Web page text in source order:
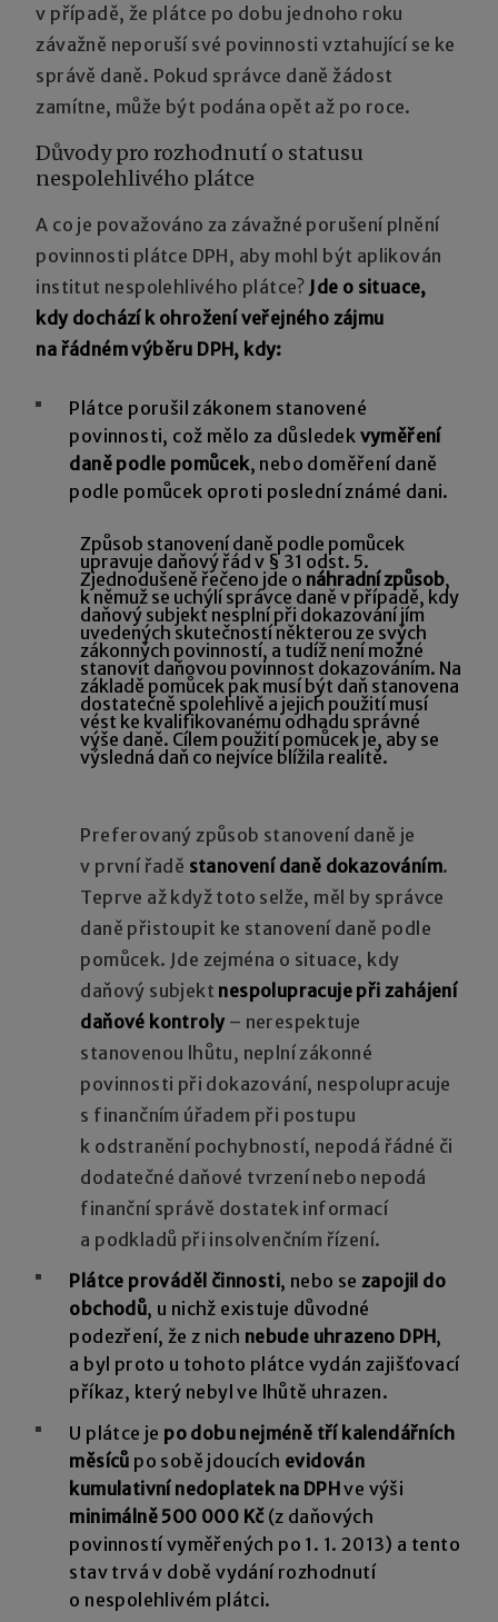
v případě, že plátce po dobu jednoho roku
závažně neporuší své povinnosti vztahující se ke
správě daně. Pokud správce daně žádost
zamítne, může být podána opět až po roce.
Důvody pro rozhodnutí o statusu
nespolehlivého plátce
A co je považováno za závažné porušení plnění
povinnosti plátce DPH, aby mohl být aplikován
institut nespolehlivého plátce? Jde o situace,
kdy dochází k ohrožení veřejného zájmu
na řádném výběru DPH, kdy:
Plátce porušil zákonem stanovené
povinnosti, což mělo za důsledek vyměření
daně podle pomůcek, nebo doměření daně
podle pomůcek oproti poslední známé dani.
Způsob stanovení daně podle pomůcek
upravuje daňový řád v § 31 odst. 5.
Zjednodušeně řečeno jde o náhradní způsob,
k němuž se uchýlí správce daně v případě, kdy
daňový subjekt nesplní při dokazování jím
uvedených skutečností některou ze svých
zákonných povinností, a tudíž není možné
stanovit daňovou povinnost dokazováním. Na
základě pomůcek pak musí být daň stanovena
dostatečně spolehlivě a jejich použití musí
vést ke kvalifikovanému odhadu správné
výše daně. Cílem použití pomůcek je, aby se
výsledná daň co nejvíce blížila realitě.
Preferovaný způsob stanovení daně je
v první řadě stanovení daně dokazováním.
Teprve až když toto selže, měl by správce
daně přistoupit ke stanovení daně podle
pomůcek. Jde zejména o situace, kdy
daňový subjekt nespolupracuje při zahájení
daňové kontroly– nerespektuje
stanovenou lhůtu, neplní zákonné
povinnosti při dokazování, nespolupracuje
s finančním úřadem při postupu
k odstranění pochybností, nepodá řádné či
dodatečné daňové tvrzení nebo nepodá
finanční správě dostatek informací
a podkladů při insolvenčním řízení.
Plátce prováděl činnosti, nebo sezapojil do
obchodů, u nichž existuje důvodné
podezření, že z nich nebude uhrazeno DPH,
a byl proto u tohoto plátce vydán zajišťovací
příkaz, který nebyl ve lhůtě uhrazen.
U plátce je po dobu nejméně tří kalendářních
měsíců po sobě jdoucích evidován
kumulativní nedoplatek na DPHve výši
minimálně 500 000 Kč(z daňových
povinností vyměřených po 1. 1. 2013) a tento
stav trvá v době vydání rozhodnutí
o nespolehlivém plátci.